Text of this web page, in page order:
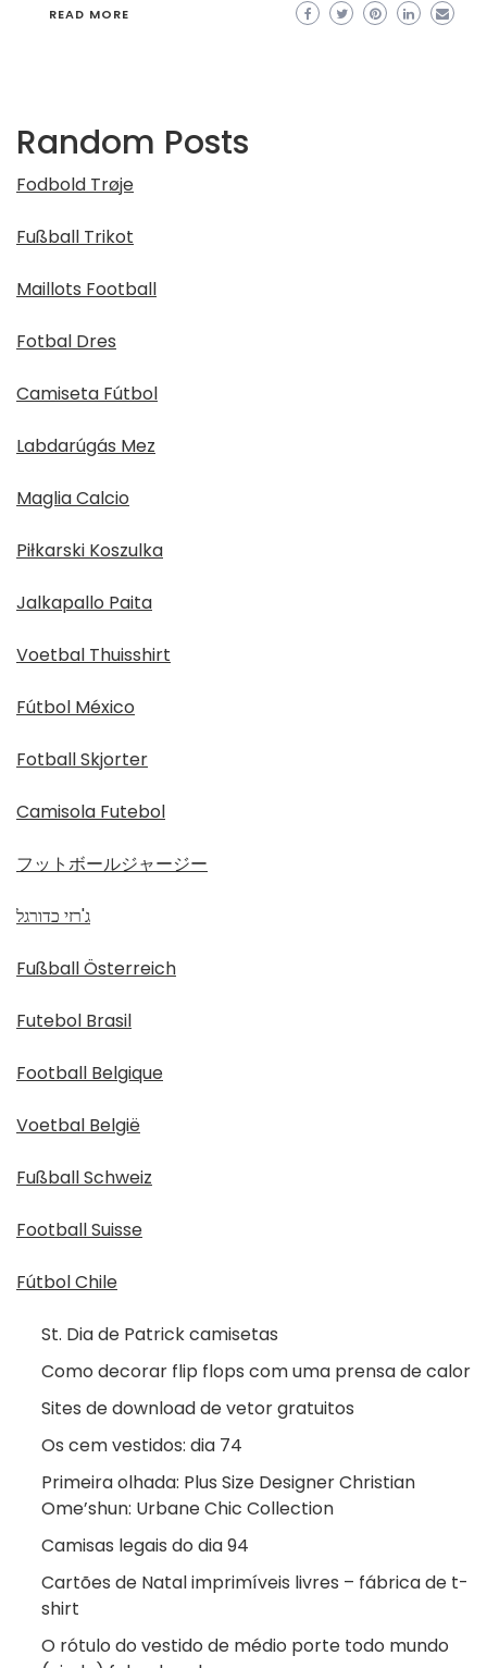
READ MORE
Random Posts
Fodbold Trøje
Fußball Trikot
Maillots Football
Fotbal Dres
Camiseta Fútbol
Labdarúgás Mez
Maglia Calcio
Piłkarski Koszulka
Jalkapallo Paita
Voetbal Thuisshirt
Fútbol México
Fotball Skjorter
Camisola Futebol
フットボールジャージー
ג'רזי כדורגל
Fußball Österreich
Futebol Brasil
Football Belgique
Voetbal België
Fußball Schweiz
Football Suisse
Fútbol Chile
St. Dia de Patrick camisetas
Como decorar flip flops com uma prensa de calor
Sites de download de vetor gratuitos
Os cem vestidos: dia 74
Primeira olhada: Plus Size Designer Christian
Ome’shun: Urbane Chic Collection
Camisas legais do dia 94
Cartões de Natal imprimíveis livres – fábrica de t-
shirt
O rótulo do vestido de médio porte todo mundo